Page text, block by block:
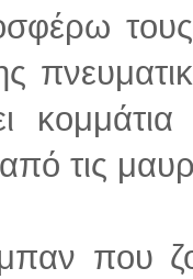
τις
που